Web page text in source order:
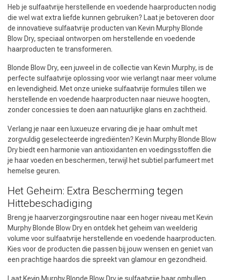
Heb je sulfaatvrije herstellende en voedende haarproducten nodig
die wel wat extra liefde kunnen gebruiken? Laat je betoveren door
de innovatieve sulfaatvrije producten van Kevin Murphy Blonde
Blow Dry, speciaal ontworpen om herstellende en voedende
haarproducten te transformeren.
Blonde Blow Dry, een juweel in de collectie van Kevin Murphy, is de
perfecte sulfaatvrije oplossing voor wie verlangt naar meer volume
en levendigheid. Met onze unieke sulfaatvrije formules tillen we
herstellende en voedende haarproducten naar nieuwe hoogten,
zonder concessies te doen aan natuurlijke glans en zachtheid.
Verlang je naar een luxueuze ervaring die je haar omhult met
zorgvuldig geselecteerde ingrediënten? Kevin Murphy Blonde Blow
Dry biedt een harmonie van antioxidanten en voedingsstoffen die
je haar voeden en beschermen, terwijl het subtiel parfumeert met
hemelse geuren.
Het Geheim: Extra Bescherming tegen
Hittebeschadiging
Breng je haarverzorgingsroutine naar een hoger niveau met Kevin
Murphy Blonde Blow Dry en ontdek het geheim van weelderig
volume voor sulfaatvrije herstellende en voedende haarproducten.
Kies voor de producten die passen bij jouw wensen en geniet van
een prachtige haardos die spreekt van glamour en gezondheid.
Laat Kevin Murphy Blonde Blow Dry je sulfaatvrije haar omhullen